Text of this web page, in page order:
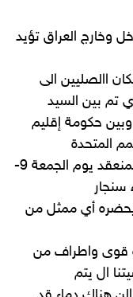
وخارج العراق تؤيد
االصليين الى
تم بين السيد
حكومة إقليم
المتحدة
السيدة جينين بالسخارت في اجتماعهم المنعقد يوم الجمعة 9-
يحضره أي ممثل من
قوى واطراف من
ال يتم